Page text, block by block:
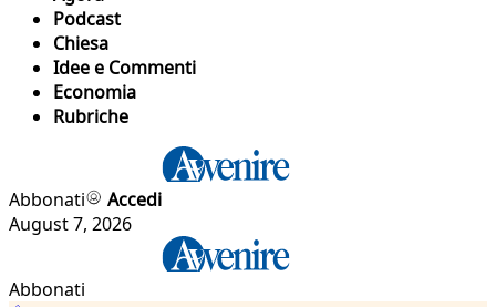
Podcast
Chiesa
Idee e Commenti
Economia
Rubriche
Abbonati
Accedi
August 7, 2026
Abbonati